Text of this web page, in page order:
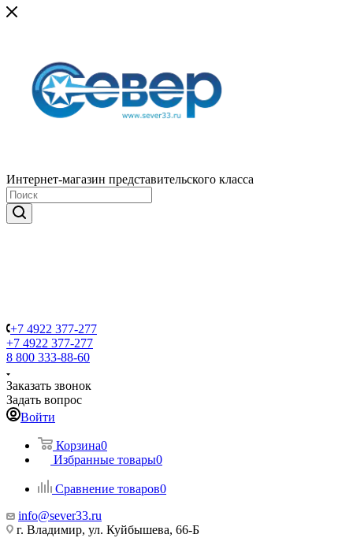
Интернет-магазин представительского класса
+7 4922 377-277
+7 4922 377-277
8 800 333-88-60
Заказать звонок
Задать вопрос
Войти
Корзина0
Избранные товары0
Сравнение товаров0
info@sever33.ru
г. Владимир, ул. Куйбышева, 66-Б